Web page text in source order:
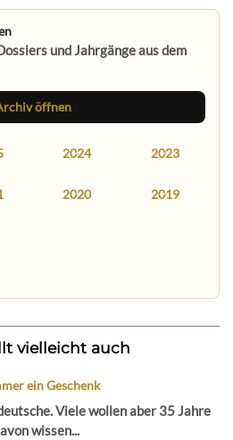
und Jahrgänge aus dem
öffnen
2024 2023
2020 2019
vielleicht auch
ein Geschenk
Viele wollen aber 35 Jahre
wissen...